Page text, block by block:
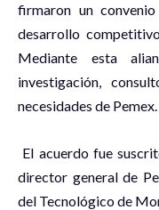
firmaron un
desarrollo
Mediante esta
investigación,
necesidades de Pemex.
El acuerdo fue
director general de
del Tecnológico de